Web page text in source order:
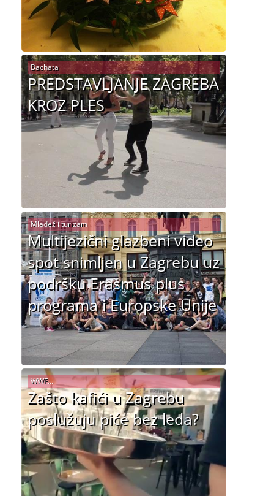
PREDSTAVLJANJE ZAGREBA
KROZ PLES
Bachata
Multijezični glazbeni video
spot snimljen u Zagrebu uz
podršku Erasmus plus
programa i Europske Unije
Mladež i turizam
Zašto kafići u Zagrebu
poslužuju piće bez leda?
WWF...